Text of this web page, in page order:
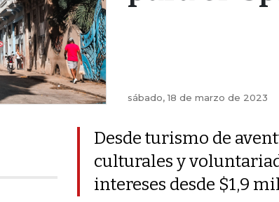
sábado, 18 de marzo de 2023
Desde turismo de
culturales y
intereses desde $1,9